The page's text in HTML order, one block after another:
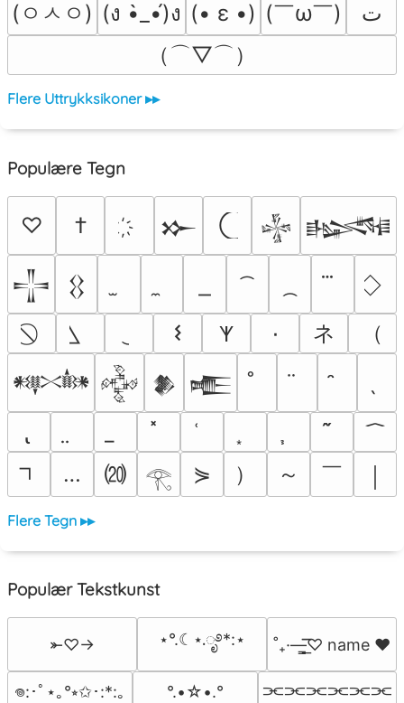
(ㅇㅅㅇ) (ง •̀_•́)ง (• ε •) (￣ω￣﻿)
ﺕ
（⌒▽⌒）
Flere Uttrykksikoner ▸▸
Populære Tegn
♡ † 𒁍 𒈔 𒈙
𒋲
𒌐
𐌔
𐊵 ٠ ネ
（
𒀰 𒅒 𒆎 𒍫
… ⒇ 𓂀 ⋟ ） ～ ￣
Flere Tegn ▸▸
Populær Tekstkunst
⤜♡→ ⋆°.☾⋆.ೃ࿔*:⋆ ˚₊·—̳͟͞͞♡ name ♥️
𖦹:･ﾟ⋆｡°⭒✩･:*:｡ °.•☆•.° ⫘⫘⫘⫘⫘⫘